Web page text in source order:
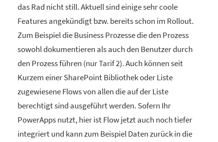
das Rad nicht still. Aktuell sind einige sehr coole
Features angekündigt bzw. bereits schon im Rollout.
Zum Beispiel die Business Prozesse die den Prozess
sowohl dokumentieren als auch den Benutzer durch
den Prozess führen (nur Tarif 2). Auch können seit
Kurzem einer SharePoint Bibliothek oder Liste
zugewiesene Flows von allen die auf der Liste
berechtigt sind ausgeführt werden. Sofern Ihr
PowerApps nutzt, hier ist Flow jetzt auch noch tiefer
integriert und kann zum Beispiel Daten zurück in die